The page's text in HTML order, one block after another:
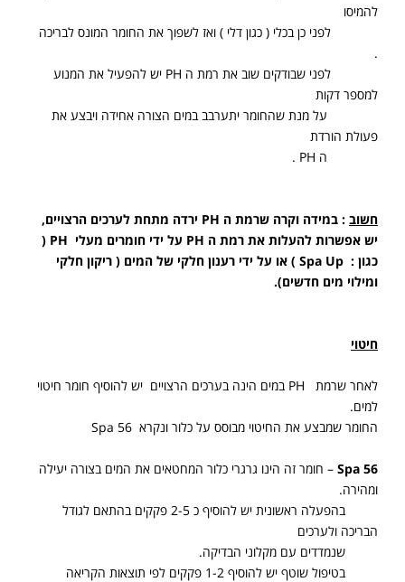
להמיסו
לפני כן בכלי ( כגון דלי ) ואז לשפוך את החומר המונס לבריכה
.
לפני שבודקים שוב את רמת ה PH יש להפעיל את המנוע
למספר דקות
על מנת שהחומר יתערבב במים הצורה אחידה ויבצע את
פעולת הורדת
ה PH
.
חשוב : במידה וקרה שרמת ה PH ירדה מתחת לערכים הרצויים,
יש אפשרות להעלות את רמת ה PH על ידי חומרים מעלי PH
(
כגון : Spa Up ) או על ידי רענון חלקי של המים ( ריקון חלקי
ומילוי מים חדשים).
חיטוי
לאחר שרמת PH במים הינה בערכים הרצויים יש להוסיף חומר חיטוי
למים.
החומר שמבצע את החיטוי מבוסס על כלור ונקרא Spa 56
Spa 56 – חומר זה הינו גרגרי כלור המחטאים את המים בצורה יעילה
ומהירה.
בהפעלה ראשונית יש להוסיף כ 2-5 פקקים בהתאם לגודל
הבריכה ולערכים
שנמדדים עם מקלוני הבדיקה.
בטיפול שוטף יש להוסיף 1-2 פקקים לפי תוצאות הקריאה